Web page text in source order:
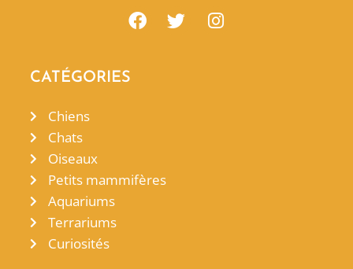
CATÉGORIES
Chiens
Chats
Oiseaux
Petits mammifères
Aquariums
Terrariums
Curiosités